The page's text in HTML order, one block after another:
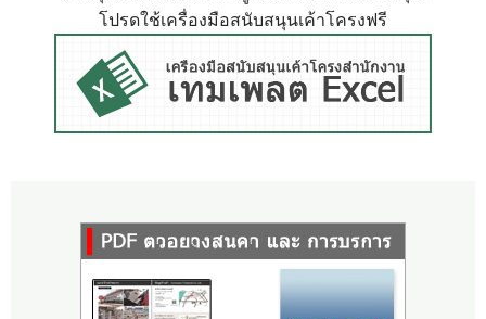
โปรดใช้เครื่องมือสนับสนุนเค้าโครงฟรี